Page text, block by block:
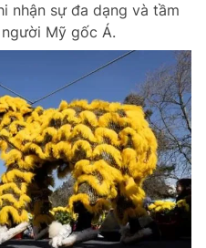
nhận sự đa dạng và tầm
Mỹ gốc Á.